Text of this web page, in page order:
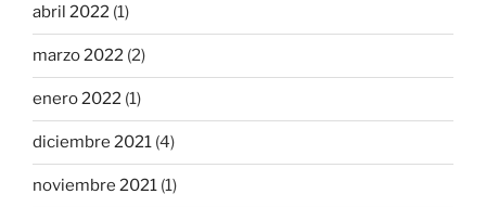
abril 2022 (1)
marzo 2022 (2)
enero 2022 (1)
diciembre 2021 (4)
noviembre 2021 (1)